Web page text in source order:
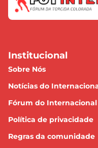
Institucional
Sobre Nós
Notícias do
Fórum do Internacional
Política de privacidade
Regras da comunidade